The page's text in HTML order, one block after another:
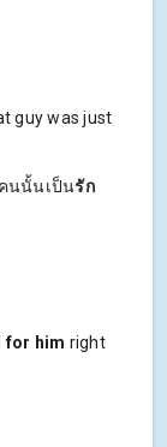
guy was just
นนั้นเป็นรัก
for him right